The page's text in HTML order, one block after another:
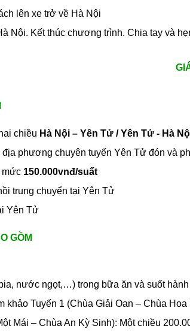
lên xe trở về Hà Nội
Nội. Kết thúc chương trình. Chia tay và
chiều Hà Nội – Yên Tử / Yên Tử - Hà
phương chuyên tuyến Yên Tử đón và
mức 150.000vnđ/suất
trung chuyển tại Yên Tử
Yên Tử
GỒM
nước ngọt,…) trong bữa ăn và suốt hành
khảo Tuyến 1 (Chùa Giải Oan – Chùa
Mái – Chùa An Kỳ Sinh): Một chiều